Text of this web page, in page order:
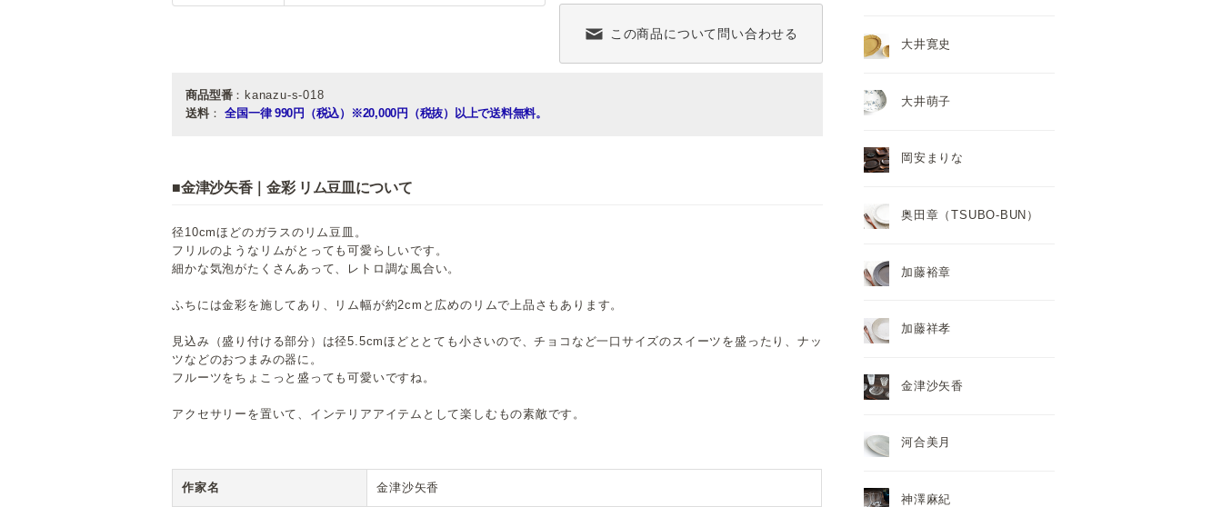
この商品について問い合わせる
商品型番：kanazu-s-018
送料： 全国一律 990円（税込） ※20,000円（税抜）以上で送料無料。
■金津沙矢香｜金彩 リム豆皿について
径10cmほどのガラスのリム豆皿。
フリルのようなリムがとっても可愛らしいです。
細かな気泡がたくさんあって、レトロ調な風合い。
ふちには金彩を施してあり、リム幅が約2cmと広めのリムで上品さもあります。
見込み（盛り付ける部分）は径5.5cmほどととても小さいので、チョコなど一口サイズのスイーツを盛ったり、ナッ
ツなどのおつまみの器に。
フルーツをちょこっと盛っても可愛いですね。
アクセサリーを置いて、インテリアアイテムとして楽しむもの素敵です。
作家名 金津沙矢香
大井寛史
大井萌子
岡安まりな
奥田章（TSUBO-BUN）
加藤裕章
加藤祥孝
金津沙矢香
河合美月
神澤麻紀